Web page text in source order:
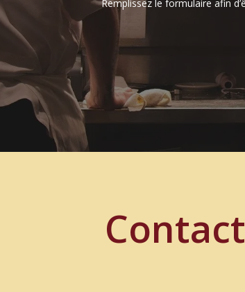
Remplissez le formulaire afin